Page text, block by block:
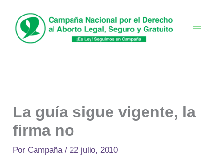
contenido
La guía sigue vigente, la
firma no
Por Campaña/22 julio, 2010